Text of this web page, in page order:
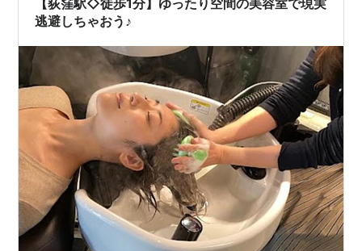
ちさせるコツ 1. 施術後24時間…
【荻窪駅◇徒歩1分】ゆったり空間の美容室で現実
逃避しちゃおう♪